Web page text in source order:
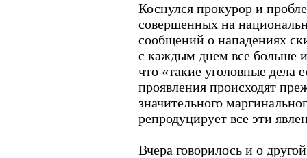
Коснулся прокурор и
совершенных на
сообщений о нападениях
с каждым днем все больше
что «такие уголовные дела
проявления происходят
значительного
репродуцирует все эти
Вчера говорилось и о